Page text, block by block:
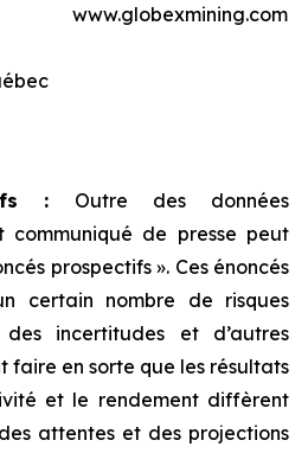
www.globexmining.com
: Outre des données
communiqué de presse peut
prospectifs ». Ces énoncés
certain nombre de risques
incertitudes et d’autres
faire en sorte que les résultats
et le rendement diffèrent
attentes et des projections